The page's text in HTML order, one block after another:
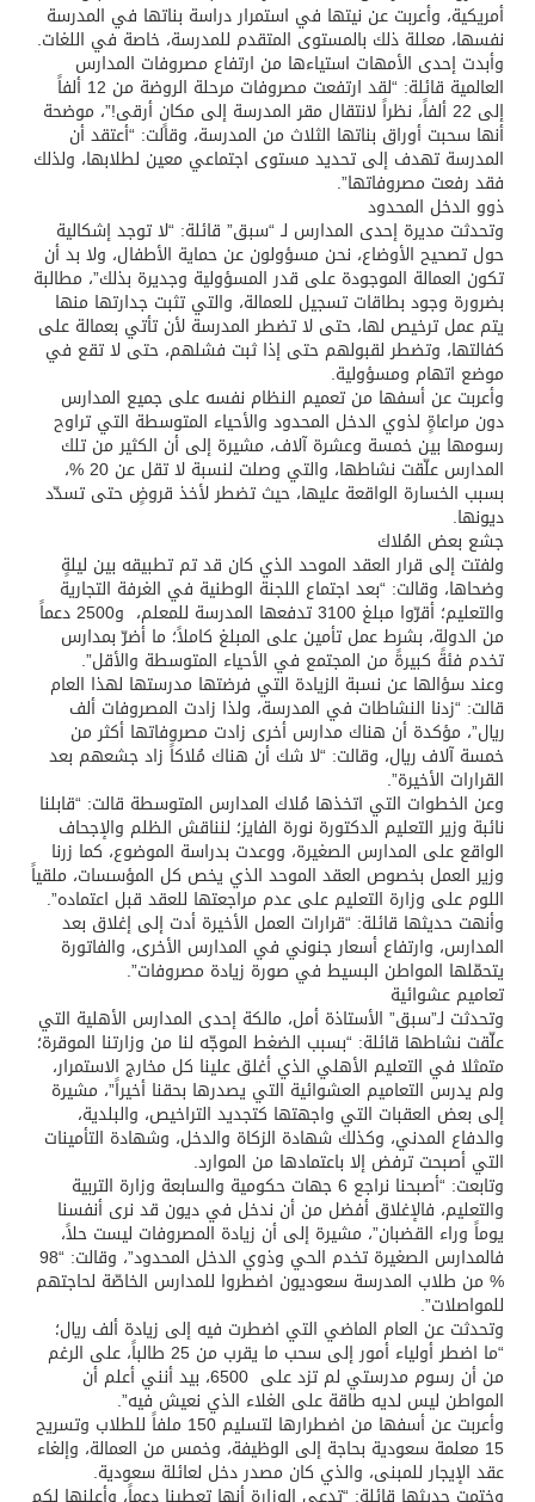
أمريكية، وأعربت عن نيتها في استمرار دراسة بناتها في المدرسة
نفسها، معللة ذلك بالمستوى المتقدم للمدرسة، خاصة في اللغات.
وأبدت إحدى الأمهات استياءها من ارتفاع مصروفات المدارس
العالمية قائلة: “لقد ارتفعت مصروفات مرحلة الروضة من 12 ألفاً
إلى 22 ألفاً، نظراً لانتقال مقر المدرسة إلى مكانٍ أرقى!”، موضحة
أنها سحبت أوراق بناتها الثلاث من المدرسة، وقالت: “أعتقد أن
المدرسة تهدف إلى تحديد مستوى اجتماعي معين لطلابها، ولذلك
فقد رفعت مصروفاتها”.
ذوو الدخل المحدود
وتحدثت مديرة إحدى المدارس لـ “سبق” قائلة: “لا توجد إشكالية
حول تصحيح الأوضاع، نحن مسؤولون عن حماية الأطفال، ولا بد أن
تكون العمالة الموجودة على قدر المسؤولية وجديرة بذلك”، مطالبة
بضرورة وجود بطاقات تسجيل للعمالة، والتي تثبت جدارتها منها
يتم عمل ترخيص لها، حتى لا تضطر المدرسة لأن تأتي بعمالة على
كفالتها، وتضطر لقبولهم حتى إذا ثبت فشلهم، حتى لا تقع في
موضع اتهام ومسؤولية.
وأعربت عن أسفها من تعميم النظام نفسه على جميع المدارس
دون مراعاةٍ لذوي الدخل المحدود والأحياء المتوسطة التي تراوح
رسومها بين خمسة وعشرة آلاف، مشيرة إلى أن الكثير من تلك
المدارس علّقت نشاطها، والتي وصلت لنسبة لا تقل عن 20 %،
بسبب الخسارة الواقعة عليها، حيث تضطر لأخذ قروضٍ حتى تسدّد
ديونها.
جشع بعض المُلاك
ولفتت إلى قرار العقد الموحد الذي كان قد تم تطبيقه بين ليلةٍ
وضحاها، وقالت: “بعد اجتماع اللجنة الوطنية في الغرفة التجارية
والتعليم؛ أقرّوا مبلغ 3100 تدفعها المدرسة للمعلم، و2500 دعماً
من الدولة، بشرط عمل تأمين على المبلغ كاملاً؛ ما أضرّ بمدارس
تخدم فئةً كبيرةً من المجتمع في الأحياء المتوسطة والأقل”.
وعند سؤالها عن نسبة الزيادة التي فرضتها مدرستها لهذا العام
قالت: “زدنا النشاطات في المدرسة، ولذا زادت المصروفات ألف
ريال”، مؤكدة أن هناك مدارس أخرى زادت مصروفاتها أكثر من
خمسة آلاف ريال، وقالت: “لا شك أن هناك مُلاكاً زاد جشعهم بعد
القرارات الأخيرة”.
وعن الخطوات التي اتخذها مُلاك المدارس المتوسطة قالت: “قابلنا
نائبة وزير التعليم الدكتورة نورة الفايز؛ لنناقش الظلم والإجحاف
الواقع على المدارس الصغيرة، ووعدت بدراسة الموضوع، كما زرنا
وزير العمل بخصوص العقد الموحد الذي يخص كل المؤسسات، ملقياً
اللوم على وزارة التعليم على عدم مراجعتها للعقد قبل اعتماده”.
وأنهت حديثها قائلة: “قرارات العمل الأخيرة أدت إلى إغلاق بعد
المدارس، وارتفاع أسعار جنوني في المدارس الأخرى، والفاتورة
يتحمّلها المواطن البسيط في صورة زيادة مصروفات”.
تعاميم عشوائية
وتحدثت لـ”سبق” الأستاذة أمل، مالكة إحدى المدارس الأهلية التي
علّقت نشاطها قائلة: “بسبب الضغط الموجّه لنا من وزارتنا الموقرة؛
متمثلا في التعليم الأهلي الذي أغلق علينا كل مخارج الاستمرار،
ولم يدرس التعاميم العشوائية التي يصدرها بحقنا أخيراً”، مشيرة
إلى بعض العقبات التي واجهتها كتجديد التراخيص، والبلدية،
والدفاع المدني، وكذلك شهادة الزكاة والدخل، وشهادة التأمينات
التي أصبحت ترفض إلا باعتمادها من الموارد.
وتابعت: “أصبحنا نراجع 6 جهات حكومية والسابعة وزارة التربية
والتعليم، فالإغلاق أفضل من أن ندخل في ديون قد نرى أنفسنا
يوماً وراء القضبان”، مشيرة إلى أن زيادة المصروفات ليست حلاً،
فالمدارس الصغيرة تخدم الحي وذوي الدخل المحدود”، وقالت: “98
% من طلاب المدرسة سعوديون اضطروا للمدارس الخاصّة لحاجتهم
للمواصلات”.
وتحدثت عن العام الماضي التي اضطرت فيه إلى زيادة ألف ريال؛
“ما اضطر أولياء أمور إلى سحب ما يقرب من 25 طالباً، على الرغم
من أن رسوم مدرستي لم تزد على 6500، بيد أنني أعلم أن
المواطن ليس لديه طاقة على الغلاء الذي نعيش فيه”.
وأعربت عن أسفها من اضطرارها لتسليم 150 ملفاً للطلاب وتسريح
15 معلمة سعودية بحاجة إلى الوظيفة، وخمس من العمالة، وإلغاء
عقد الإيجار للمبنى، والذي كان مصدر دخل لعائلة سعودية.